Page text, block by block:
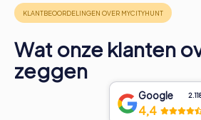
Wat onze klanten
zeggen
Google
4,4